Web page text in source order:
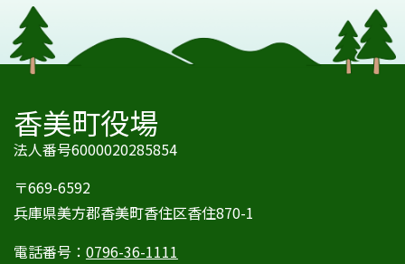
香美町役場
法人番号6000020285854
〒669-6592
兵庫県美方郡香美町香住区香住870-1
電話番号： 0796-36-1111